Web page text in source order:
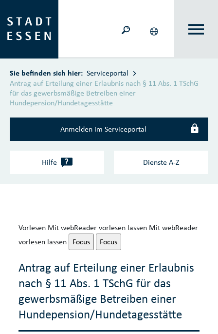
Sie befinden sich hier: Serviceportal
Antrag auf Erteilung einer Erlaubnis nach § 11 Abs. 1 TSchG
für das gewerbsmäßige Betreiben einer
Hundepension/Hundetagesstätte
Anmelden im Serviceportal
Hilfe ? Dienste A‑Z
Vorlesen Mit webReader vorlesen lassen Mit webReader
vorlesen lassen
Focus Focus
Antrag auf Erteilung einer Erlaubnis
nach § 11 Abs. 1 TSchG für das
gewerbsmäßige Betreiben einer
Hundepension/Hundetagesstätte